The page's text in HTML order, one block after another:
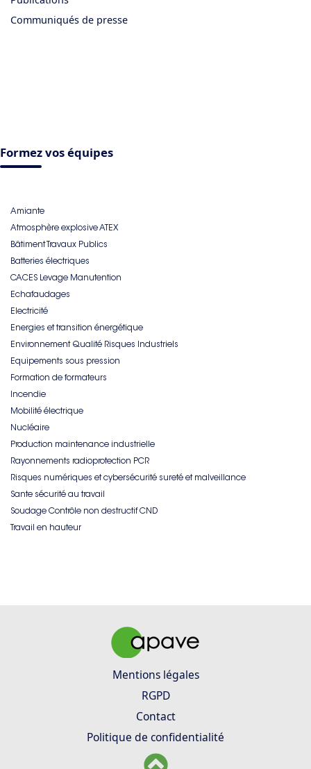
Communiqués de presse
Formez vos équipes
Amiante
Atmosphère explosive ATEX
Bâtiment Travaux Publics
Batteries électriques
CACES Levage Manutention
Echafaudages
Electricité
Energies et transition énergétique
Environnement Qualité Risques Industriels
Equipements sous pression
Formation de formateurs
Incendie
Mobilité électrique
Nucléaire
Production maintenance industrielle
Rayonnements radioprotection PCR
Risques numériques et cybersécurité sureté et malveillance
Sante sécurité au travail
Soudage Contrôle non destructif CND
Travail en hauteur
Mentions légales
RGPD
Contact
Politique de confidentialité